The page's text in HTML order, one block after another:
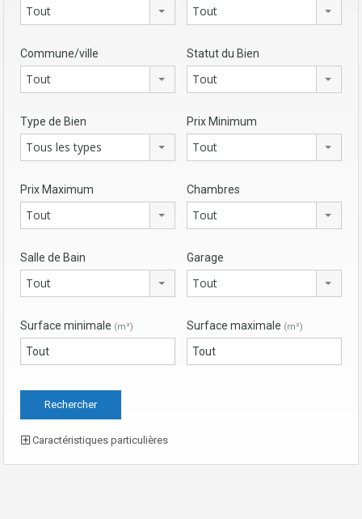
Tout Tout
Commune/ville
Tout
Statut du Bien
Tout
Type de Bien
Tous les types
Prix Minimum
Tout
Prix Maximum
Tout
Chambres
Tout
Salle de Bain
Tout
Garage
Tout
Surface minimale (m²) Surface maximale (m²)
Caractéristiques particulières